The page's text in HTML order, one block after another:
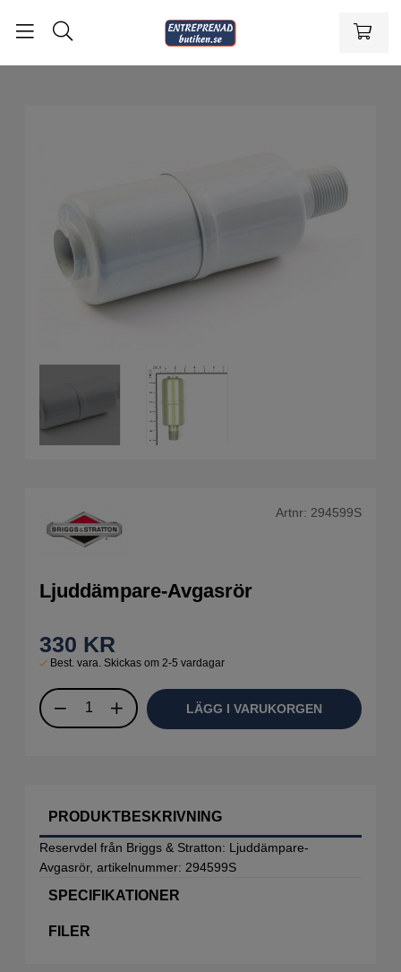
Artnr: 294599S
Ljuddämpare-Avgasrör
330 KR
Best. vara. Skickas om 2-5 vardagar
LÄGG I VARUKORGEN
PRODUKTBESKRIVNING
Reservdel från Briggs & Stratton: Ljuddämpare-
Avgasrör, artikelnummer: 294599S
SPECIFIKATIONER
FILER